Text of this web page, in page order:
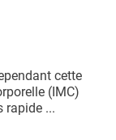
cette
(IMC)
rapide ...